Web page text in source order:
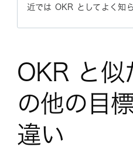
近では OKR としてよく知ら
OKR と似
の他の目
違い